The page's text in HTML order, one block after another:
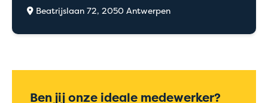
Beatrijslaan 72, 2050 Antwerpen
Ben jij onze ideale medewerker?